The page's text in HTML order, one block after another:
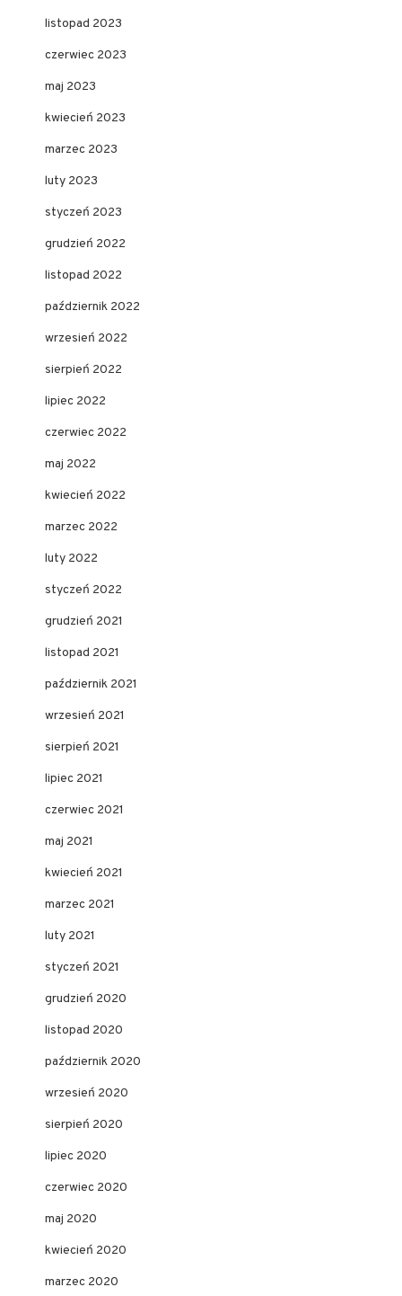
listopad 2023
czerwiec 2023
maj 2023
kwiecień 2023
marzec 2023
luty 2023
styczeń 2023
grudzień 2022
listopad 2022
październik 2022
wrzesień 2022
sierpień 2022
lipiec 2022
czerwiec 2022
maj 2022
kwiecień 2022
marzec 2022
luty 2022
styczeń 2022
grudzień 2021
listopad 2021
październik 2021
wrzesień 2021
sierpień 2021
lipiec 2021
czerwiec 2021
maj 2021
kwiecień 2021
marzec 2021
luty 2021
styczeń 2021
grudzień 2020
listopad 2020
październik 2020
wrzesień 2020
sierpień 2020
lipiec 2020
czerwiec 2020
maj 2020
kwiecień 2020
marzec 2020